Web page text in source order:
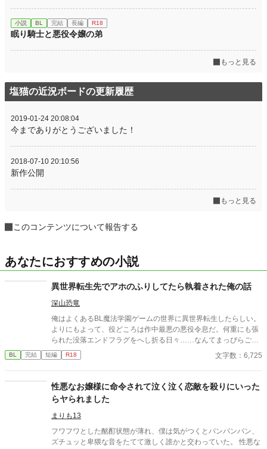
小説 BL 完結 長編 R18
眠り騎士と悪役令嬢の弟
もっと見る
塩猫の近況ボードの更新履歴
2019-01-24 20:08:04
今までありがとうございました！
2018-07-10 20:10:56
新作公開
もっと見る
このコンテンツについて報告する
あなたにおすすめの小説
異世界転生先でアホのふりしてたら執着された俺の話
深山恐竜
俺はよくあるBL魔法学園ゲームの世界に異世界転生したらしい。
よりにもよって、役どころは作中最悪の悪役令息だ。何重にも張
られた没落エンドフラグをへし折る日々……なんてまっぴらごめ
んなので、前世のスキル（引きこもり）を最大限活用して平和を
勝ち取る！ ……はずだったのだが、どういうわけか俺の従者が
BL 完結 短編 R18 文字数：6,725
性悪なお嬢様に命令されて泣く泣く恋敵を殺りにいった
らヤられました
まりも13
フワフワとした酩酊状態が薄れ、僕は気がつくとパンパンパン、
ズチュッと卑猥な音をたてて激しく誰かと交わっていた。 性悪な